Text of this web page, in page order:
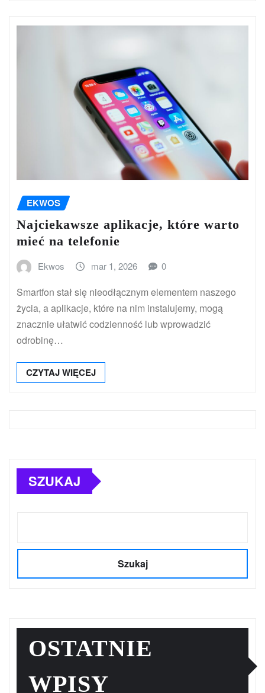
EKWOS
Najciekawsze aplikacje, które warto
mieć na telefonie
Ekwos mar 1, 2026 0
Smartfon stał się nieodłącznym elementem naszego
życia, a aplikacje, które na nim instalujemy, mogą
znacznie ułatwić codzienność lub wprowadzić
odrobinę…
CZYTAJ WIĘCEJ
SZUKAJ
Szukaj
OSTATNIE
WPISY